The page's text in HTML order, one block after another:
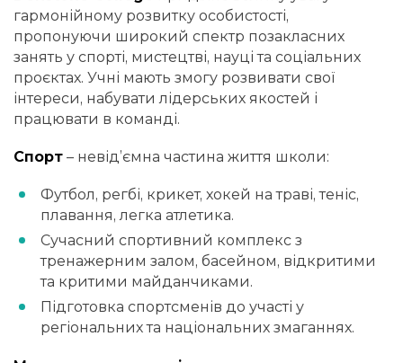
гармонійному розвитку особистості,
пропонуючи широкий спектр позакласних
занять у спорті, мистецтві, науці та соціальних
проєктах. Учні мають змогу розвивати свої
інтереси, набувати лідерських якостей і
працювати в команді.
Спорт – невід’ємна частина життя школи:
Футбол, регбі, крикет, хокей на траві, теніс,
плавання, легка атлетика.
Сучасний спортивний комплекс з
тренажерним залом, басейном, відкритими
та критими майданчиками.
Підготовка спортсменів до участі у
регіональних та національних змаганнях.